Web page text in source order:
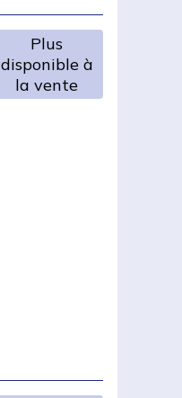
Plus
disponible à
la vente